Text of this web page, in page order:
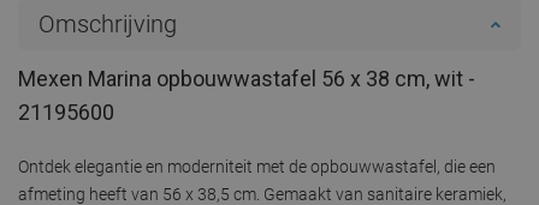
Omschrijving
Mexen Marina opbouwwastafel 56 x 38 cm, wit -
21195600
Ontdek elegantie en moderniteit met de opbouwwastafel, die een
afmeting heeft van 56 x 38,5 cm. Gemaakt van sanitaire keramiek,